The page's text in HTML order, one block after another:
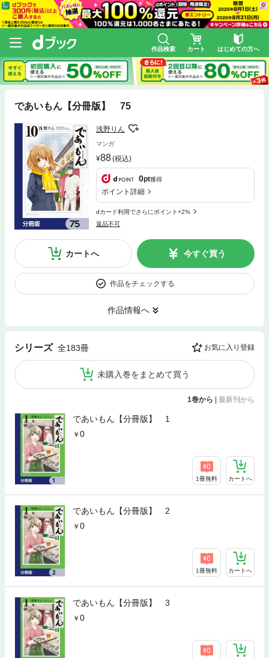
作品検索 カート はじめての方へ
であいもん【分冊版】 75
浅野りん
マンガ
88(税込)
0pt獲得
ポイント詳細
dカード利用でさらにポイント+2%
返品不可
カートへ 今すぐ買う
作品をチェックする
作品情報へ
シリーズ 全183冊 お気に入り登録
未購入巻をまとめて買う
1巻から | 最新刊から
であいもん【分冊版】 1
0
1冊無料 カートへ
であいもん【分冊版】 2
0
1冊無料 カートへ
であいもん【分冊版】 3
0